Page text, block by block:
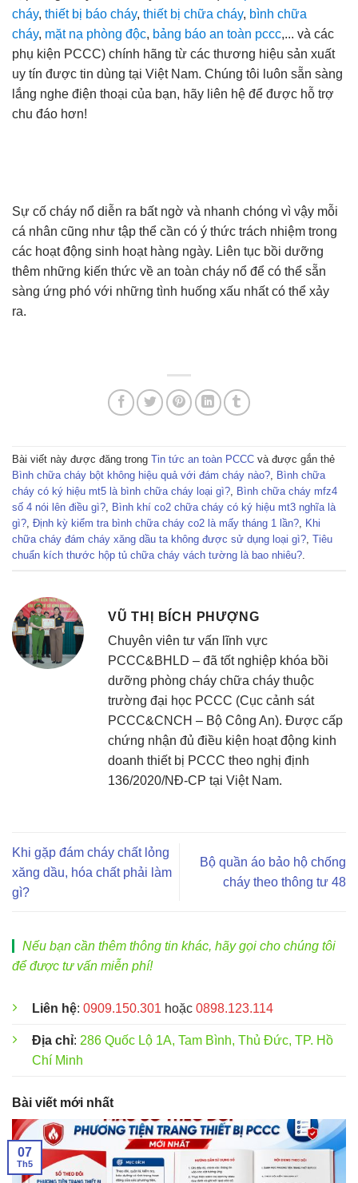
cháy, thiết bị báo cháy, thiết bị chữa cháy, bình chữa
cháy, mặt nạ phòng độc, bảng báo an toàn pccc,... và các
phụ kiện PCCC) chính hãng từ các thương hiệu sản xuất
uy tín được tin dùng tại Việt Nam. Chúng tôi luôn sẵn sàng
lắng nghe điện thoại của bạn, hãy liên hệ để được hỗ trợ
chu đáo hơn!
Sự cố cháy nổ diễn ra bất ngờ và nhanh chóng vì vậy mỗi
cá nhân cũng như tập thể cần có ý thức trách nhiệm trong
các hoạt động sinh hoạt hàng ngày. Liên tục bồi dưỡng
thêm những kiến thức về an toàn cháy nổ để có thể sẵn
sàng ứng phó với những tình huống xấu nhất có thể xảy
ra.
Bài viết này được đăng trong Tin tức an toàn PCCC và được gắn thẻ
Bình chữa cháy bột không hiệu quả với đám cháy nào?
Bình chữa
cháy có ký hiệu mt5 là bình chữa cháy loại gì?
Bình chữa cháy mfz4
số 4 nói lên điều gì?
Bình khí co2 chữa cháy có ký hiệu mt3 nghĩa là
gì? Định kỳ kiểm tra bình chữa cháy co2 là mấy tháng 1 lần?
Khi
chữa cháy đám cháy xăng dầu ta không được sử dụng loại gì? Tiêu
chuẩn kích thước hộp tủ chữa cháy vách tường là bao nhiêu?
VŨ THỊ BÍCH PHƯỢNG
Chuyên viên tư vấn lĩnh vực
PCCC&BHLD – đã tốt nghiệp khóa bồi
dưỡng phòng cháy chữa cháy thuộc
trường đại học PCCC (Cục cảnh sát
PCCC&CNCH – Bộ Công An). Được cấp
chứng nhận đủ điều kiện hoạt động kinh
doanh thiết bị PCCC theo nghị định
136/2020/NĐ-CP tại Việt Nam.
Khi gặp đám cháy chất lỏng
xăng dầu, hóa chất phải làm
gì?
Bộ quần áo bảo hộ chống
cháy theo thông tư 48
Nếu bạn cần thêm thông tin khác, hãy gọi cho chúng tôi
để được tư vấn miễn phí!
Liên hệ: 0909.150.301 hoặc 0898.123.114
Địa chỉ: 286 Quốc Lộ 1A, Tam Bình, Thủ Đức, TP. Hồ
Chí Minh
Bài viết mới nhất
07
Th5